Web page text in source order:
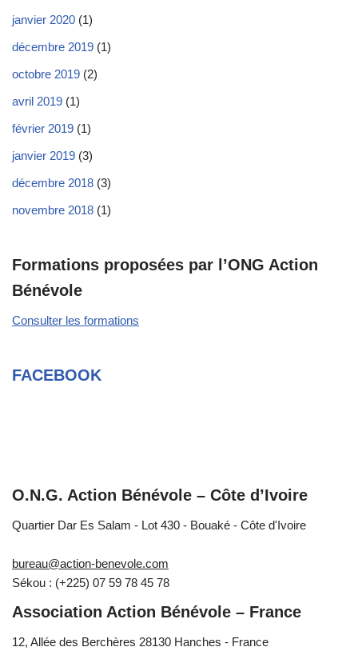
janvier 2020 (1)
décembre 2019 (1)
octobre 2019 (2)
avril 2019 (1)
février 2019 (1)
janvier 2019 (3)
décembre 2018 (3)
novembre 2018 (1)
Formations proposées par l’ONG Action
Bénévole
Consulter les formations
FACEBOOK
O.N.G. Action Bénévole – Côte d’Ivoire
Quartier Dar Es Salam - Lot 430 - Bouaké - Côte d'Ivoire
bureau@action-benevole.com
Sékou : (+225) 07 59 78 45 78
Association Action Bénévole – France
12, Allée des Berchères 28130 Hanches - France